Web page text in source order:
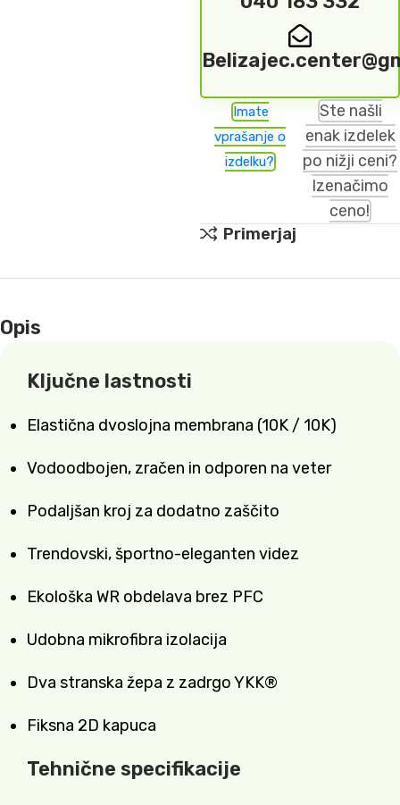
Imate
vprašanje o
izdelku?
Ste našli
enak izdelek
po nižji ceni?
Izenačimo
ceno!
Primerjaj
Opis
Ključne lastnosti
Elastična dvoslojna membrana (10K / 10K)
Vodoodbojen, zračen in odporen na veter
Podaljšan kroj za dodatno zaščito
Trendovski, športno-eleganten videz
Ekološka WR obdelava brez PFC
Udobna mikrofibra izolacija
Dva stranska žepa z zadrgo YKK®
Fiksna 2D kapuca
Tehnične specifikacije